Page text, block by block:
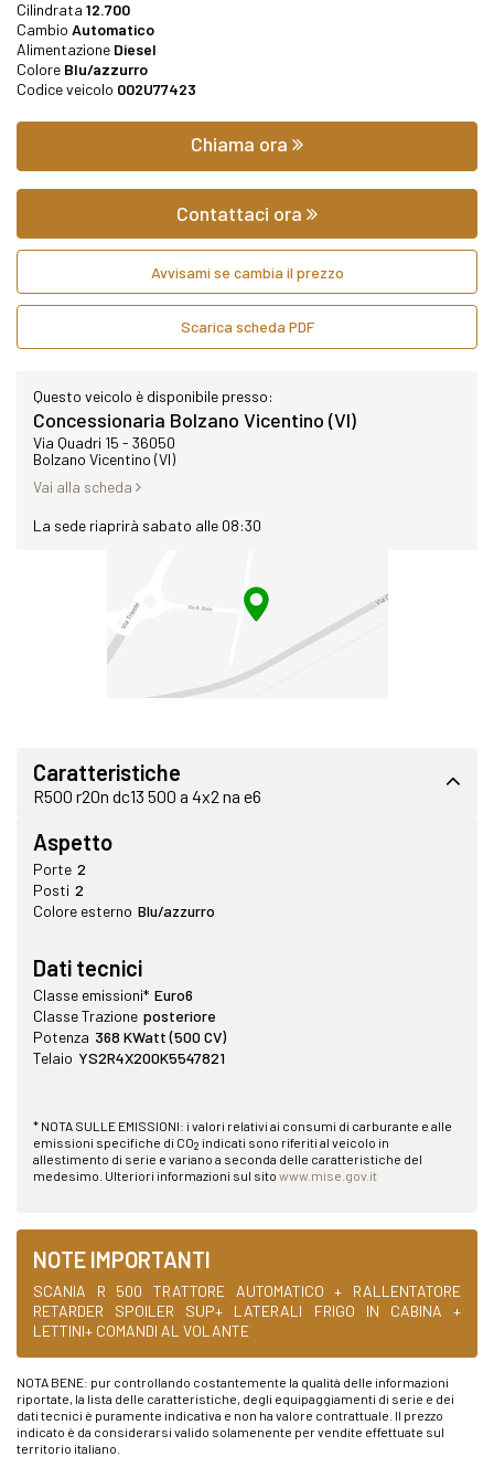
Cilindrata 12.700
Cambio Automatico
Alimentazione Diesel
Colore Blu/azzurro
Codice veicolo 002U77423
Chiama ora
Contattaci ora
Avvisami se cambia il prezzo
Scarica scheda PDF
Questo veicolo è disponibile presso:
Concessionaria Bolzano Vicentino (VI)
Via Quadri 15 - 36050
Bolzano Vicentino (VI)
Vai alla scheda
La sede riaprirà sabato alle 08:30
Caratteristiche
R500 r20n dc13 500 a 4x2 na e6
Aspetto
Porte 2
Posti 2
Colore esterno Blu/azzurro
Dati tecnici
Classe emissioni* Euro6
Classe Trazione posteriore
Potenza 368 KWatt (500 CV)
Telaio YS2R4X200K5547821
* NOTA SULLE EMISSIONI: i valori relativi ai consumi di carburante e alle
emissioni specifiche di CO2 indicati sono riferiti al veicolo in
allestimento di serie e variano a seconda delle caratteristiche del
medesimo. Ulteriori informazioni sul sito www.mise.gov.it
NOTE IMPORTANTI
SCANIA R 500 TRATTORE AUTOMATICO + RALLENTATORE
RETARDER SPOILER SUP+ LATERALI FRIGO IN CABINA +
LETTINI+ COMANDI AL VOLANTE
NOTA BENE: pur controllando costantemente la qualità delle informazioni
riportate, la lista delle caratteristiche, degli equipaggiamenti di serie e dei
dati tecnici è puramente indicativa e non ha valore contrattuale. Il prezzo
indicato è da considerarsi valido solamenente per vendite effettuate sul
territorio italiano.